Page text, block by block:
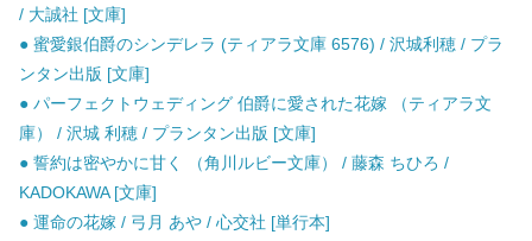
/ 大誠社 [文庫]
● 蜜愛銀伯爵のシンデレラ (ティアラ文庫 6576) / 沢城利穂 / プラ
ンタン出版 [文庫]
● パーフェクトウェディング 伯爵に愛された花嫁 （ティアラ文
庫） / 沢城 利穂 / プランタン出版 [文庫]
● 誓約は密やかに甘く （角川ルビー文庫） / 藤森 ちひろ /
KADOKAWA [文庫]
● 運命の花嫁 / 弓月 あや / 心交社 [単行本]